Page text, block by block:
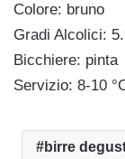
Colore: bruno
Gradi Alcolici:
Bicchiere: pinta
Servizio: 8-10
birre